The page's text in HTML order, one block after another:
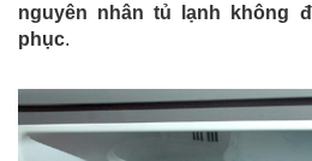
nguyên nhân tủ lạnh không
phục.